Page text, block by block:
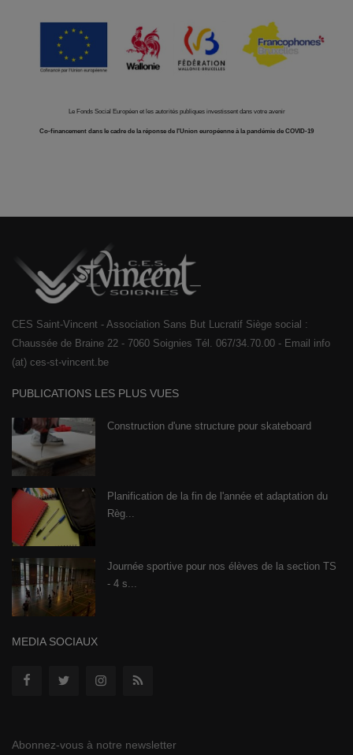
Le Fonds Social Européen et les autorités publiques investissent dans votre avenir
Co-financement dans le cadre de la réponse de l'Union européenne à la pandémie de COVID-19
CES Saint-Vincent - Association Sans But Lucratif Siège social :
Chaussée de Braine 22 - 7060 Soignies Tél. 067/34.70.00 - Email info
(at) ces-st-vincent.be
PUBLICATIONS LES PLUS VUES
Construction d'une structure pour skateboard
Planification de la fin de l'année et adaptation du
Règ...
Journée sportive pour nos élèves de la section TS
- 4 s...
MEDIA SOCIAUX
Abonnez-vous à notre newsletter